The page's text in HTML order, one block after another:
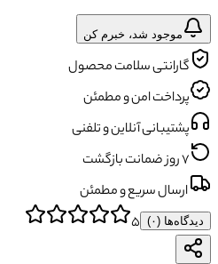
موجود شد، خبرم کن
گارانتی سلامت محصول
پرداخت امن و مطمئن
پشتیبانی آنلاین و تلفنی
۷ روز ضمانت بازگشت
ارسال سریع و مطمئن
دیدگاه‌ها (۰) ۵